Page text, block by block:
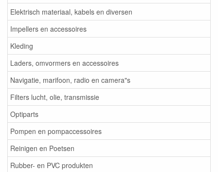
Elektrisch materiaal, kabels en diversen
Impellers en accessoires
Kleding
Laders, omvormers en accessoires
Navigatie, marifoon, radio en camera"s
Filters lucht, olie, transmissie
Optiparts
Pompen en pompaccessoires
Reinigen en Poetsen
Rubber- en PVC produkten